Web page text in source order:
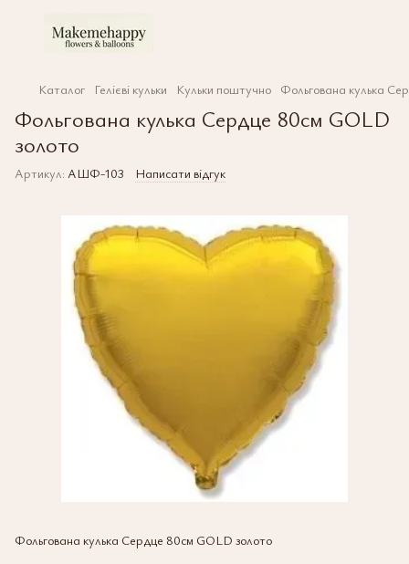
Каталог Гелієві кульки Кульки поштучно Фольгована кулька
Фольгована кулька Сердце 80см GOLD
золото
Артикул: АШФ-103 Написати відгук
Фольгована кулька Сердце 80см GOLD золото